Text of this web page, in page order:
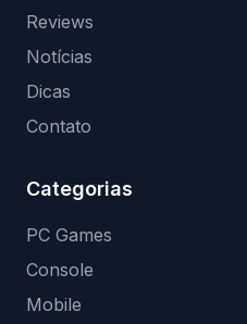
Reviews
Notícias
Dicas
Contato
Categorias
PC Games
Console
Mobile